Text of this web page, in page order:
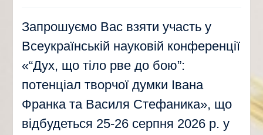
Запрошуємо Вас взяти участь у
Всеукраїнській науковій конференції
«“Дух, що тіло рве до бою”:
потенціал творчої думки Івана
Франка та Василя Стефаника», що
відбудеться 25-26 серпня 2026 р. у